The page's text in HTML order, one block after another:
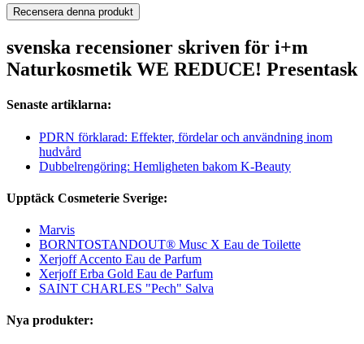
Recensera denna produkt
svenska recensioner skriven för i+m
Naturkosmetik WE REDUCE! Presentask
Senaste artiklarna:
PDRN förklarad: Effekter, fördelar och användning inom
hudvård
Dubbelrengöring: Hemligheten bakom K-Beauty
Upptäck Cosmeterie Sverige:
Marvis
BORNTOSTANDOUT® Musc X Eau de Toilette
Xerjoff Accento Eau de Parfum
Xerjoff Erba Gold Eau de Parfum
SAINT CHARLES "Pech" Salva
Nya produkter: